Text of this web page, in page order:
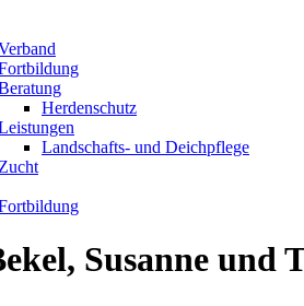
Herdenschutz
Landschafts- und Deichpflege
Zucht
Susanne und